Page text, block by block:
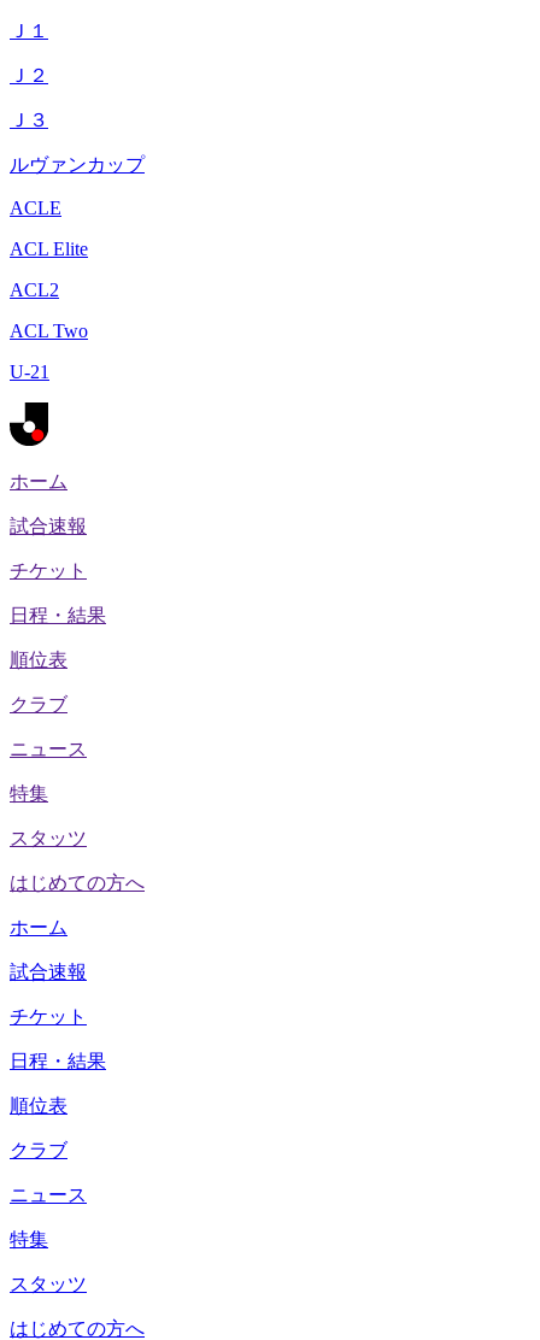
Ｊ１
Ｊ２
Ｊ３
ルヴァンカップ
ACLE
ACL Elite
ACL2
ACL Two
U-21
ホーム
試合速報
チケット
日程・結果
順位表
クラブ
ニュース
特集
スタッツ
はじめての方へ
ホーム
試合速報
チケット
日程・結果
順位表
クラブ
ニュース
特集
スタッツ
はじめての方へ